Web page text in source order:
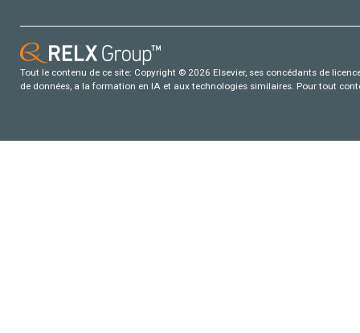
Tout le contenu de ce site: Copyright © 2026 Elsevier, ses concédants de
de données, a la formation en IA et aux technologies similaires. Pour tout